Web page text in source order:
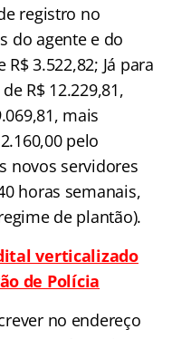
registro no
do agente e do
3.522,82; Já para
R$ 12.229,81,
mais
pelo
novos servidores
horas semanais,
de plantão).
verticalizado
de Polícia
no endereço